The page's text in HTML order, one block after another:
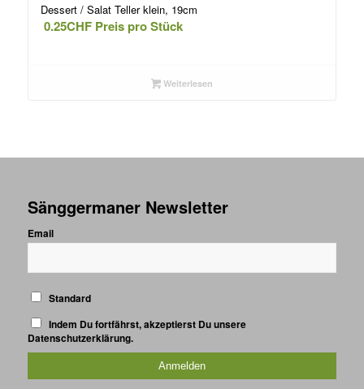
Dessert / Salat Teller klein, 19cm
0.25CHFPreis pro Stück
Weiterlesen
Sänggermaner Newsletter
Email
Standard
Indem Du fortfährst, akzeptierst Du unsere
Datenschutzerklärung.